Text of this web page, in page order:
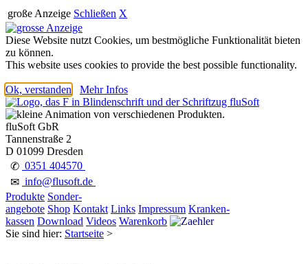
große Anzeige Schließen X
Diese Website nutzt Cookies, um bestmögliche Funktionalität bieten
zu können.
This website uses cookies to provide the best possible functionality.
Ok, verstanden Mehr Infos
fluSoft GbR
Tannenstraße 2
D 01099 Dresden
✆ 0351 404570
✉ info@flusoft.de
Produkte Sonder-
angebote Shop Kontakt Links Impressum Kranken-
kassen Download Videos Warenkorb
Sie sind hier: Startseite >